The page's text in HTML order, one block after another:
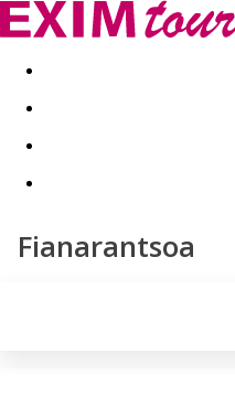
Akční nabídky Last minute
Fianarantsoa